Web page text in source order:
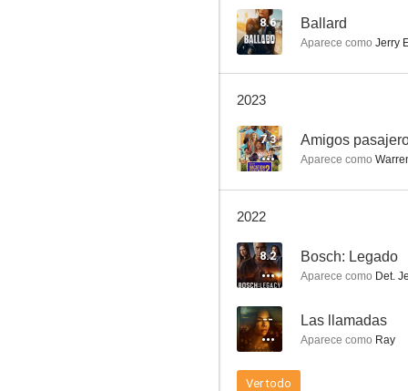
7.7
8.6 Ballard
Aparece como Jerry
2023
7.3 Amigos
Aparece como
2022
8.2 Bosch: Legado
Aparece como Det.
-- Las llamadas
Aparece como Ray
Ver todo